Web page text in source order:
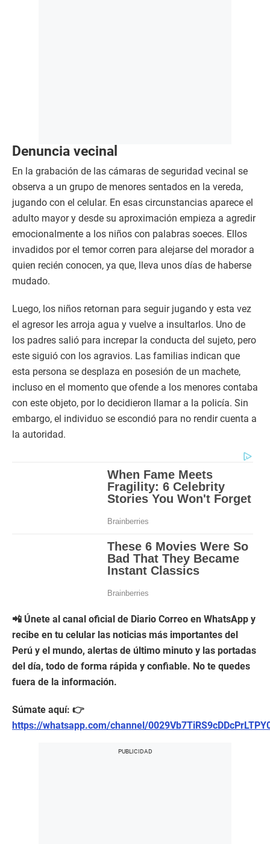
Denuncia vecinal
En la grabación de las cámaras de seguridad vecinal se
observa a un grupo de menores sentados en la vereda,
jugando con el celular. En esas circunstancias aparece el
adulto mayor y desde su aproximación empieza a agredir
emocionalmente a los niños con palabras soeces. Ellos
invadidos por el temor corren para alejarse del morador a
quien recién conocen, ya que, lleva unos días de haberse
mudado.
Luego, los niños retornan para seguir jugando y esta vez
el agresor les arroja agua y vuelve a insultarlos. Uno de
los padres salió para increpar la conducta del sujeto, pero
este siguió con los agravios. Las familias indican que
esta persona se desplaza en posesión de un machete,
incluso en el momento que ofende a los menores contaba
con este objeto, por lo decidieron llamar a la policía. Sin
embargo, el individuo se escondió para no rendir cuenta a
la autoridad.
📲 Únete al canal oficial de Diario Correo en WhatsApp y
recibe en tu celular las noticias más importantes del
Perú y el mundo, alertas de último minuto y las portadas
del día, todo de forma rápida y confiable. No te quedes
fuera de la información.
Súmate aquí: 👉
https://whatsapp.com/channel/